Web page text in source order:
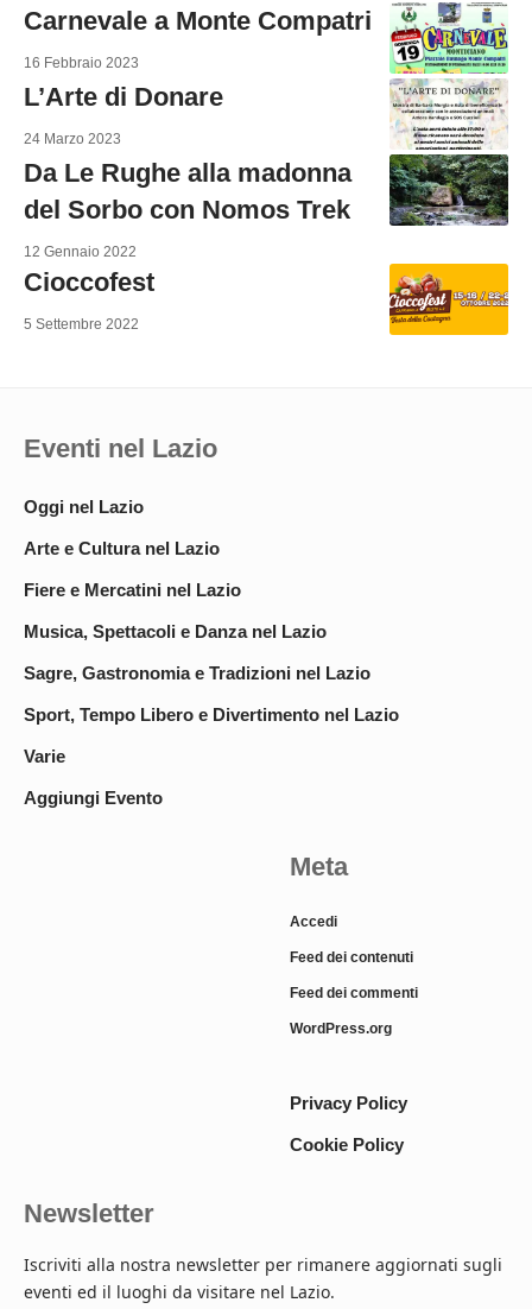
Carnevale a Monte Compatri
16 Febbraio 2023
L’Arte di Donare
24 Marzo 2023
Da Le Rughe alla madonna
del Sorbo con Nomos Trek
12 Gennaio 2022
Cioccofest
5 Settembre 2022
Eventi nel Lazio
Oggi nel Lazio
Arte e Cultura nel Lazio
Fiere e Mercatini nel Lazio
Musica, Spettacoli e Danza nel Lazio
Sagre, Gastronomia e Tradizioni nel Lazio
Sport, Tempo Libero e Divertimento nel Lazio
Varie
Aggiungi Evento
Meta
Accedi
Feed dei contenuti
Feed dei commenti
WordPress.org
Privacy Policy
Cookie Policy
Newsletter
Iscriviti alla nostra newsletter per rimanere aggiornati sugli
eventi ed il luoghi da visitare nel Lazio.